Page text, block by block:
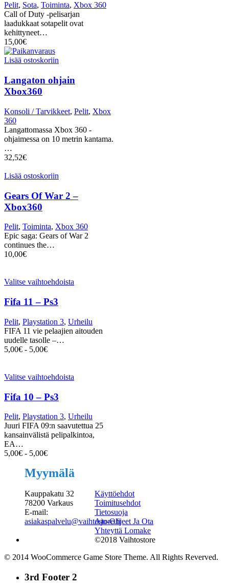
Pelit, Sota, Toiminta, Xbox 360
Call of Duty -pelisarjan
laadukkaat sotapelit ovat
kehittyneet…
15,00€
Lisää ostoskoriin
Langaton ohjain
Xbox360
Konsoli / Tarvikkeet, Pelit, Xbox
360
Langattomassa Xbox 360 -
ohjaimessa on 10 metrin kantama.
…
32,52€
Lisää ostoskoriin
Gears Of War 2 –
Xbox360
Pelit, Toiminta, Xbox 360
Epic saga: Gears of War 2
continues the…
10,00€
Valitse vaihtoehdoista
Fifa 11 – Ps3
Pelit, Playstation 3, Urheilu
FIFA 11 vie pelaajien aitouden
uudelle tasolle –…
5,00€ - 5,00€
Valitse vaihtoehdoista
Fifa 10 – Ps3
Pelit, Playstation 3, Urheilu
Juuri FIFA 09:n saavutettua 25
kansainvälistä pelipalkintoa,
EA…
5,00€ - 5,00€
Myymälä
Kauppakatu 32
78200 Varkaus
E-mail:
asiakaspalvelu@vaihtostore.fi
Käyttöehdot
Toimitusehdot
Tietosuoja
Ajo-Ohjeet Ja Ota
Yhteyttä Lomake
©2018 Vaihtostore
© 2014 WooCommerce Game Store Theme. All Rights Reverved.
3rd Footer 2